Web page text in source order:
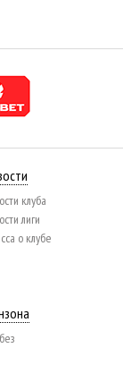
клуба
лиги
о клубе